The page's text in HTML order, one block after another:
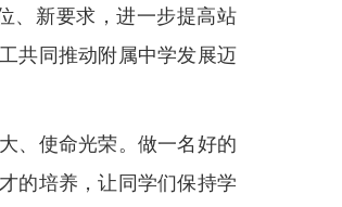
、新要求，进一步提高站
共同推动附属中学发展迈
、使命光荣。做一名好的
的培养，让同学们保持学